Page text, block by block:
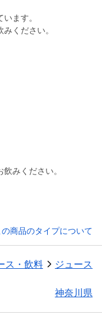
ます。
ください。
みください。
の商品のタイプについて
ス・飲料 ジュース
神奈川県